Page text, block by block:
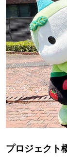
プロジェクト